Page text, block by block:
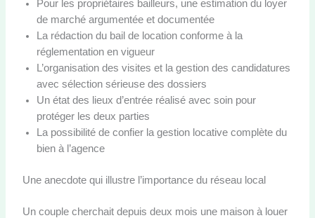
Pour les propriétaires bailleurs, une estimation du loyer
de marché argumentée et documentée
La rédaction du bail de location conforme à la
réglementation en vigueur
L’organisation des visites et la gestion des candidatures
avec sélection sérieuse des dossiers
Un état des lieux d’entrée réalisé avec soin pour
protéger les deux parties
La possibilité de confier la gestion locative complète du
bien à l’agence
Une anecdote qui illustre l’importance du réseau local
Un couple cherchait depuis deux mois une maison à louer